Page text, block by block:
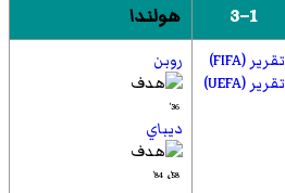
1–3 هولندا
تقرير (FIFA)
تقرير (UEFA)
روبن
36'
ديباي
58'، 84'